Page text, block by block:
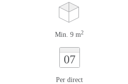
Min. 9 m2
07
Per direct